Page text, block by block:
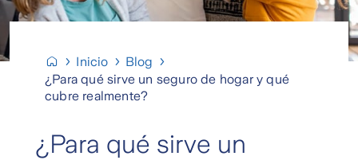
Inicio
Blog
¿Para qué sirve un seguro de hogar y qué
cubre realmente?
¿Para qué sirve un